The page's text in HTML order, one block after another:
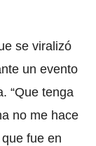
se viralizó
un evento
“Que tenga
no me hace
fue en